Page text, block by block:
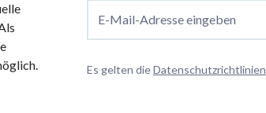
E-Mail-Adresse eingeben
Es gelten dieDatenschutzrichtlinien